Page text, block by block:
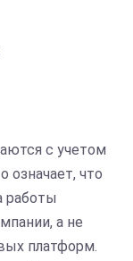
с учетом
означает, что
работы
а не
платформ.